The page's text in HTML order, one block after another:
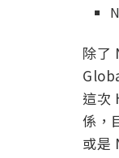
除了
這次
係，
或是